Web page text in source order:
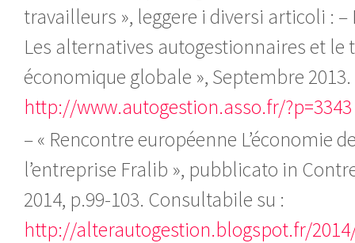
travailleurs », leggere i diversi articoli : –
Les alternatives autogestionnaires et le
économique globale », Septembre
http://www.autogestion.asso.fr/?p=3343
– « Rencontre européenne L’économie
l’entreprise Fralib », pubblicato in
2014, p.99-103. Consultabile su :
http://alterautogestion.blogspot.fr/